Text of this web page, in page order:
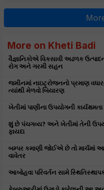
More on Kheti Badi
વૈજ્ઞાનિકોએ વિકસાવી અઢળક
રોગ અને ગરમી સહન
જમીનમાં નાઇટ્રોજનનો પ્રમાણ
ત્યાંથી મેળવો બિયારણ
ખેતીમાં પાણીના ઉપયોગની
શું છે પંચગવ્ય? અને ખેતીમાં તેની
ફાયદા
બમ્પર કમાણી જોઈએ છે તો માર્ચમાં
વાવેતર
આબોહવા પરિવર્તન સામે